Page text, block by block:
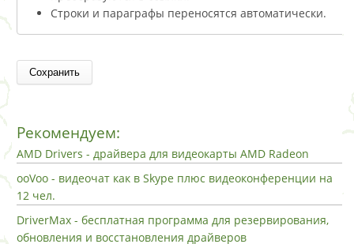
Строки и параграфы переносятся автоматически.
Рекомендуем:
AMD Drivers - драйвера для видеокарты AMD Radeon
ooVoo - видеочат как в Skype плюс видеоконференции на
12 чел.
DriverMax - бесплатная программа для резервирования,
обновления и восстановления драйверов